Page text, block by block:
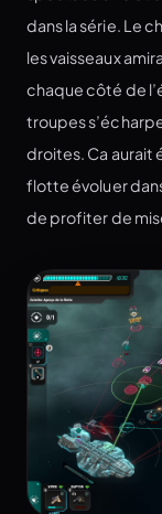
dans la série. Le
les vaisseaux
chaque côté de
troupes
droites. Ca aurait
flotte évoluer
de profiter de